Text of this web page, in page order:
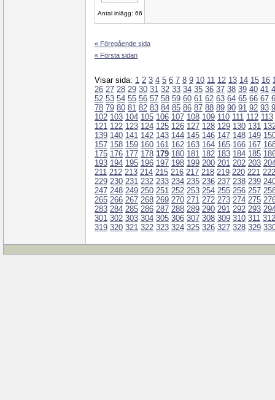
Antal inlägg: 66
« Föregående sida
« Första sidan
Visar sida: 1 2 3 4 5 6 7 8 9 10 11 12 13 14 15 16
26 27 28 29 30 31 32 33 34 35 36 37 38 39 40 41
52 53 54 55 56 57 58 59 60 61 62 63 64 65 66 67
78 79 80 81 82 83 84 85 86 87 88 89 90 91 92 93
102 103 104 105 106 107 108 109 110 111 112 113
121 122 123 124 125 126 127 128 129 130 131
139 140 141 142 143 144 145 146 147 148 149
157 158 159 160 161 162 163 164 165 166 167
175 176 177 178 179 180 181 182 183 184 185
193 194 195 196 197 198 199 200 201 202 203
211 212 213 214 215 216 217 218 219 220 221 222
229 230 231 232 233 234 235 236 237 238 239
247 248 249 250 251 252 253 254 255 256 257
265 266 267 268 269 270 271 272 273 274 275
283 284 285 286 287 288 289 290 291 292 293
301 302 303 304 305 306 307 308 309 310 311 312
319 320 321 322 323 324 325 326 327 328 329